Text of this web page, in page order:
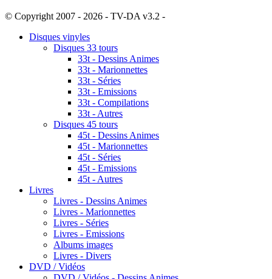
© Copyright 2007 - 2026 - TV-DA v3.2 -
Disques vinyles
Disques 33 tours
33t - Dessins Animes
33t - Marionnettes
33t - Séries
33t - Emissions
33t - Compilations
33t - Autres
Disques 45 tours
45t - Dessins Animes
45t - Marionnettes
45t - Séries
45t - Emissions
45t - Autres
Livres
Livres - Dessins Animes
Livres - Marionnettes
Livres - Séries
Livres - Emissions
Albums images
Livres - Divers
DVD / Vidéos